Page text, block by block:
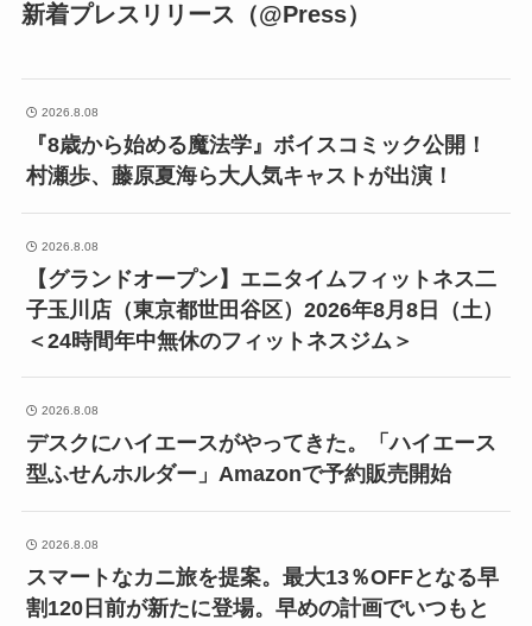
新着プレスリリース（@Press）
2026.8.08
『8歳から始める魔法学』ボイスコミック公開！
村瀬歩、藤原夏海ら大人気キャストが出演！
2026.8.08
【グランドオープン】エニタイムフィットネス二
子玉川店（東京都世田谷区）2026年8月8日（土）
＜24時間年中無休のフィットネスジム＞
2026.8.08
デスクにハイエースがやってきた。「ハイエース
型ふせんホルダー」Amazonで予約販売開始
2026.8.08
スマートなカニ旅を提案。最大13％OFFとなる早
割120日前が新たに登場。早めの計画でいつもと